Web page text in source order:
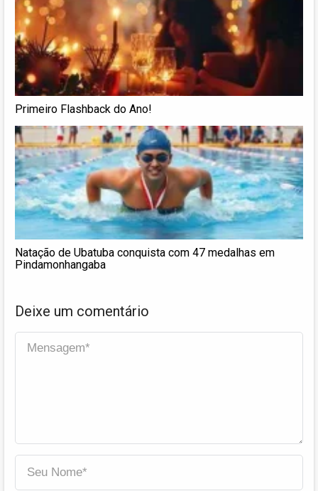
Primeiro Flashback do Ano!
Natação de Ubatuba conquista com 47 medalhas em
Pindamonhangaba
Deixe um comentário